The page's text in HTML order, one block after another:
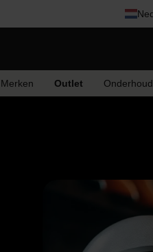
Merken Outlet Onderhoud